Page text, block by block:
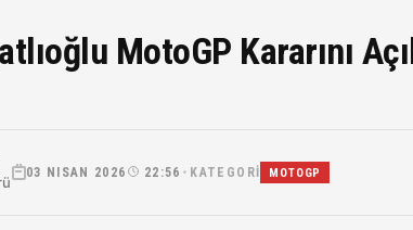
MotoGP Kararını
03 NISAN 2026 22:56 • KATEGORI MOTOGP